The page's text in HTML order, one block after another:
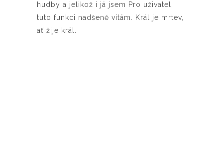
hudby a jelikož i já jsem Pro uživatel,
tuto funkci nadšeně vítám. Král je mrtev,
ať žije král.